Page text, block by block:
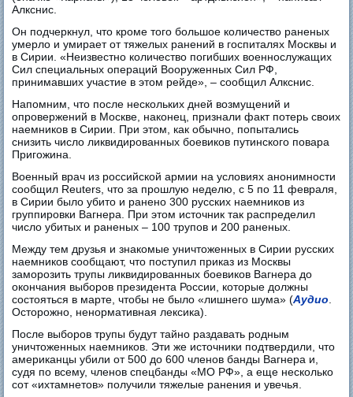
Алкснис.
Он подчеркнул, что кроме того большое количество раненых
умерло и умирает от тяжелых ранений в госпиталях Москвы и
в Сирии. «Неизвестно количество погибших военнослужащих
Сил специальных операций Вооруженных Сил РФ,
принимавших участие в этом рейде», – сообщил Алкснис.
Напомним, что после нескольких дней возмущений и
опровержений в Москве, наконец, признали факт потерь своих
наемников в Сирии. При этом, как обычно, попытались
снизить число ликвидированных боевиков путинского повара
Пригожина.
Военный врач из российской армии на условиях анонимности
сообщил Reuters, что за прошлую неделю, с 5 по 11 февраля,
в Сирии было убито и ранено 300 русских наемников из
группировки Вагнера. При этом источник так распределил
число убитых и раненых – 100 трупов и 200 раненых.
Между тем друзья и знакомые уничтоженных в Сирии русских
наемников сообщают, что поступил приказ из Москвы
заморозить трупы ликвидированных боевиков Вагнера до
окончания выборов президента России, которые должны
состояться в марте, чтобы не было «лишнего шума» (Аудио.
Осторожно, ненормативная лексика).
После выборов трупы будут тайно раздавать родным
уничтоженных наемников. Эти же источники подтвердили, что
американцы убили от 500 до 600 членов банды Вагнера и,
судя по всему, членов спецбанды «МО РФ», а еще несколько
сот «ихтамнетов» получили тяжелые ранения и увечья.